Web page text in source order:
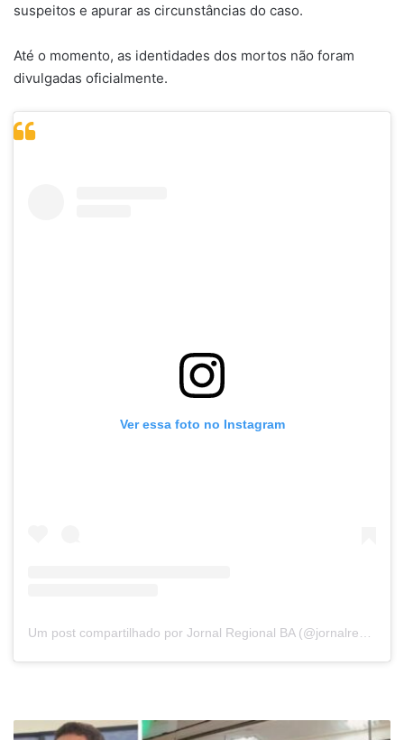
suspeitos e apurar as circunstâncias do caso.
Até o momento, as identidades dos mortos não foram
divulgadas oficialmente.
Ver essa foto no Instagram
Prefeito